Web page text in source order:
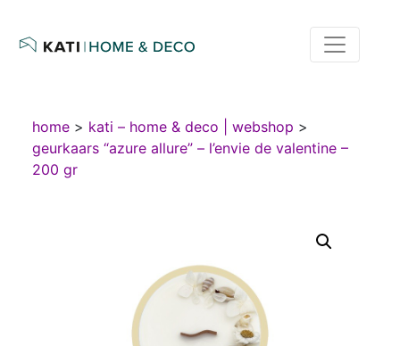
home > kati – home & deco | webshop >
geurkaars “azure allure” – l’envie de valentine –
200 gr